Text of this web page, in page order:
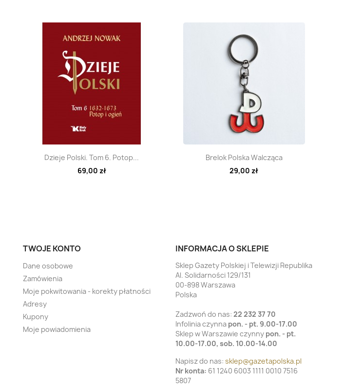
Szybki podgląd
Dzieje Polski. Tom 6. Potop...
69,00 zł
Szybki podgląd
Brelok Polska Walcząca
29,00 zł
TWOJE KONTO
Dane osobowe
Zamówienia
Moje pokwitowania - korekty płatności
Adresy
Kupony
Moje powiadomienia
INFORMACJA O SKLEPIE
Sklep Gazety Polskiej i Telewizji Republika
Al. Solidarności 129/131
00-898 Warszawa
Polska
Zadzwoń do nas: 22 232 37 70
Infolinia czynna pon. - pt. 9.00-17.00
Sklep w Warszawie czynny pon. - pt.
10.00-17.00, sob. 10.00-14.00
Napisz do nas: sklep@gazetapolska.pl
Nr konta: 61 1240 6003 1111 0010 7516
5807